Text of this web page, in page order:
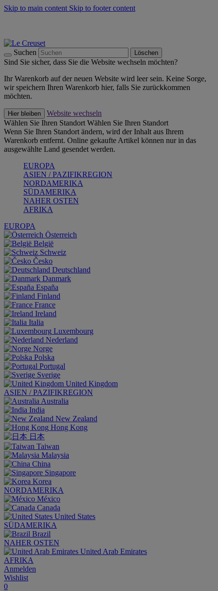
Skip to main content Skip to footer content
Suchen Löschen
Sind Sie sicher, dass Sie die Website wechseln möchten?
Ihr Warenkorb auf der neuen Website wird leer sein. Keine Sorge,
wir speichern Ihren Warenkorb hier, falls Sie zurückkommen
möchten.
Hier bleiben
Website wechseln
Wählen Sie Ihren Standort Wählen Sie Ihren Standort
Wenn Sie Ihren Standort ändern, wird der Inhalt aus Ihrem
Warenkorb entfernt. Online gekaufte Artikel können nur in das
ausgewählte Land gesendet werden.
EUROPA
ASIEN / PAZIFIKREGION
NORDAMERIKA
SÜDAMERIKA
NAHER OSTEN
AFRIKA
EUROPA
Österreich
België
Schweiz
Česko
Deutschland
Danmark
España
Finland
France
Ireland
Italia
Luxembourg
Nederland
Norge
Polska
Portugal
Sverige
United Kingdom
ASIEN / PAZIFIKREGION
Australia
India
New Zealand
Hong Kong
日本
Taiwan
Malaysia
China
Singapore
Korea
NORDAMERIKA
México
Canada
United States
SÜDAMERIKA
Brazil
NAHER OSTEN
United Arab Emirates
AFRIKA
Anmelden
Wishlist
0